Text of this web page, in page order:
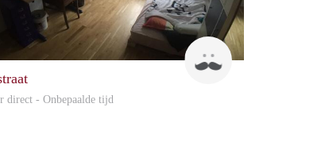
Robertus
direct - Onbepaalde tijd